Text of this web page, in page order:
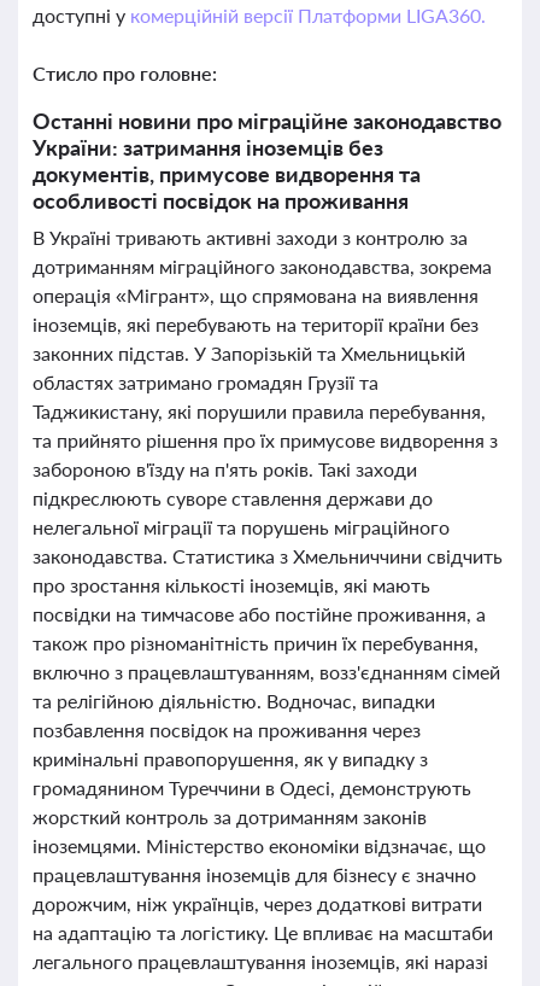
доступні у комерційній версії Платформи LIGA360.
Стисло про головне:
Останні новини про міграційне законодавство
України: затримання іноземців без
документів, примусове видворення та
особливості посвідок на проживання
В Україні тривають активні заходи з контролю за
дотриманням міграційного законодавства, зокрема
операція «Мігрант», що спрямована на виявлення
іноземців, які перебувають на території країни без
законних підстав. У Запорізькій та Хмельницькій
областях затримано громадян Грузії та
Таджикистану, які порушили правила перебування,
та прийнято рішення про їх примусове видворення з
забороною в'їзду на п'ять років. Такі заходи
підкреслюють суворе ставлення держави до
нелегальної міграції та порушень міграційного
законодавства. Статистика з Хмельниччини свідчить
про зростання кількості іноземців, які мають
посвідки на тимчасове або постійне проживання, а
також про різноманітність причин їх перебування,
включно з працевлаштуванням, возз'єднанням сімей
та релігійною діяльністю. Водночас, випадки
позбавлення посвідок на проживання через
кримінальні правопорушення, як у випадку з
громадянином Туреччини в Одесі, демонструють
жорсткий контроль за дотриманням законів
іноземцями. Міністерство економіки відзначає, що
працевлаштування іноземців для бізнесу є значно
дорожчим, ніж українців, через додаткові витрати
на адаптацію та логістику. Це впливає на масштаби
легального працевлаштування іноземців, які наразі